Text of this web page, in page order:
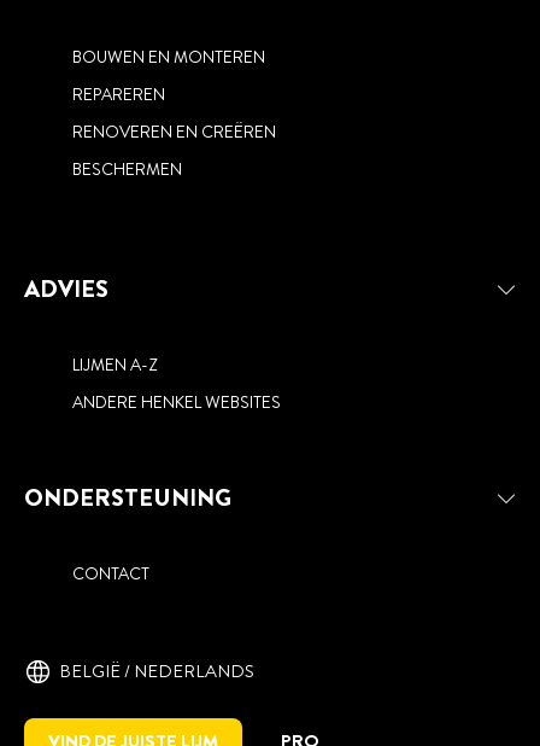
BOUWEN EN MONTEREN
REPAREREN
RENOVEREN EN CREËREN
BESCHERMEN
ADVIES
LIJMEN A-Z
ANDERE HENKEL WEBSITES
ONDERSTEUNING
CONTACT
BELGIË / NEDERLANDS